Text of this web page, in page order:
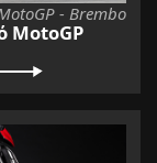
- Brembo
MotoGP